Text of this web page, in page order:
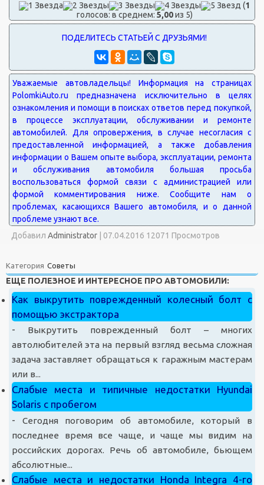
(1
голосов: в среднем: 5,00из 5)
Добавил Administrator 07.04.2016 12071 Просмотров
Категория Советы
ЕЩЕ ПОЛЕЗНОЕ И ИНТЕРЕСНОЕ ПРО АВТОМОБИЛИ:
Как выкрутить поврежденный колесный болт с
помощью экстрактора
-
Выкрутить поврежденный болт – многих
автолюбителей эта на первый взгляд весьма сложная
задача заставляет обращаться к гаражным мастерам
или в...
Слабые места и типичные недостатки Hyundai
Solaris с пробегом
- Сегодня поговорим об автомобиле, который в
последнее время все чаще, и чаще мы видим на
российских дорогах. Речь об автомобиле, бьющем
абсолютные...
Слабые места и недостатки Honda Integra 4-го